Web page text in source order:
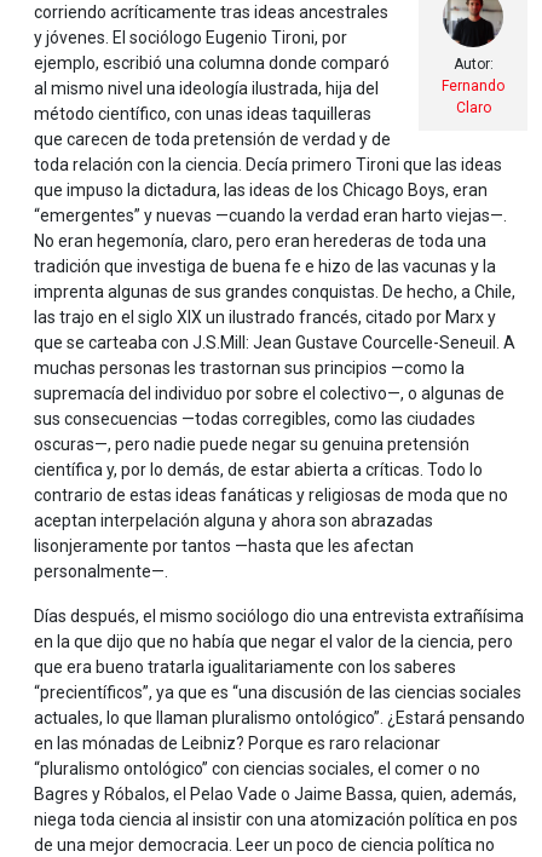
Autor:
Fernando
Claro
corriendo acríticamente tras ideas ancestrales
y jóvenes. El sociólogo Eugenio Tironi, por
ejemplo, escribió una columna donde comparó
al mismo nivel una ideología ilustrada, hija del
método científico, con unas ideas taquilleras
que carecen de toda pretensión de verdad y de
toda relación con la ciencia. Decía primero Tironi que las ideas
que impuso la dictadura, las ideas de los Chicago Boys, eran
“emergentes” y nuevas —cuando la verdad eran harto viejas—.
No eran hegemonía, claro, pero eran herederas de toda una
tradición que investiga de buena fe e hizo de las vacunas y la
imprenta algunas de sus grandes conquistas. De hecho, a Chile,
las trajo en el siglo XIX un ilustrado francés, citado por Marx y
que se carteaba con J.S.Mill: Jean Gustave Courcelle-Seneuil. A
muchas personas les trastornan sus principios —como la
supremacía del individuo por sobre el colectivo—, o algunas de
sus consecuencias —todas corregibles, como las ciudades
oscuras—, pero nadie puede negar su genuina pretensión
científica y, por lo demás, de estar abierta a críticas. Todo lo
contrario de estas ideas fanáticas y religiosas de moda que no
aceptan interpelación alguna y ahora son abrazadas
lisonjeramente por tantos —hasta que les afectan
personalmente—.
Días después, el mismo sociólogo dio una entrevista extrañísima
en la que dijo que no había que negar el valor de la ciencia, pero
que era bueno tratarla igualitariamente con los saberes
“precientíficos”, ya que es “una discusión de las ciencias sociales
actuales, lo que llaman pluralismo ontológico”. ¿Estará pensando
en las mónadas de Leibniz? Porque es raro relacionar
“pluralismo ontológico” con ciencias sociales, el comer o no
Bagres y Róbalos, el Pelao Vade o Jaime Bassa, quien, además,
niega toda ciencia al insistir con una atomización política en pos
de una mejor democracia. Leer un poco de ciencia política no